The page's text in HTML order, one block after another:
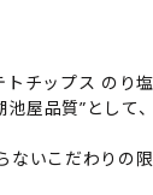
チップス のり
屋品質”として
いこだわりの